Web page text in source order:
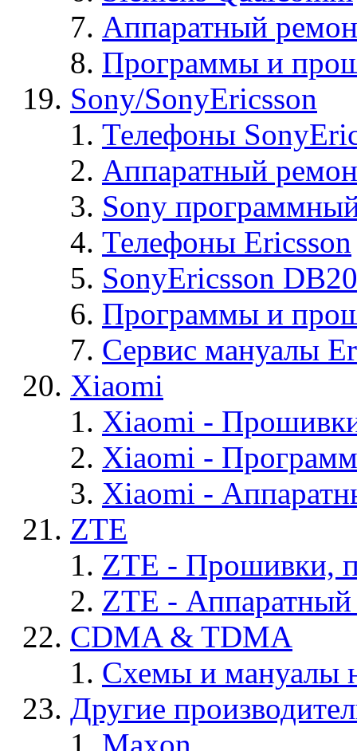
Аппаратный
Программы и
Sony/SonyEricsson
Телефоны
Аппаратный
Sony
Телефоны Ericsson
SonyEricsson
Программы и
Сервис мануалы
Xiaomi
Xiaomi -
Xiaomi -
Xiaomi -
ZTE
ZTE - Прошивки,
ZTE -
CDMA & TDMA
Схемы и мануалы
Другие